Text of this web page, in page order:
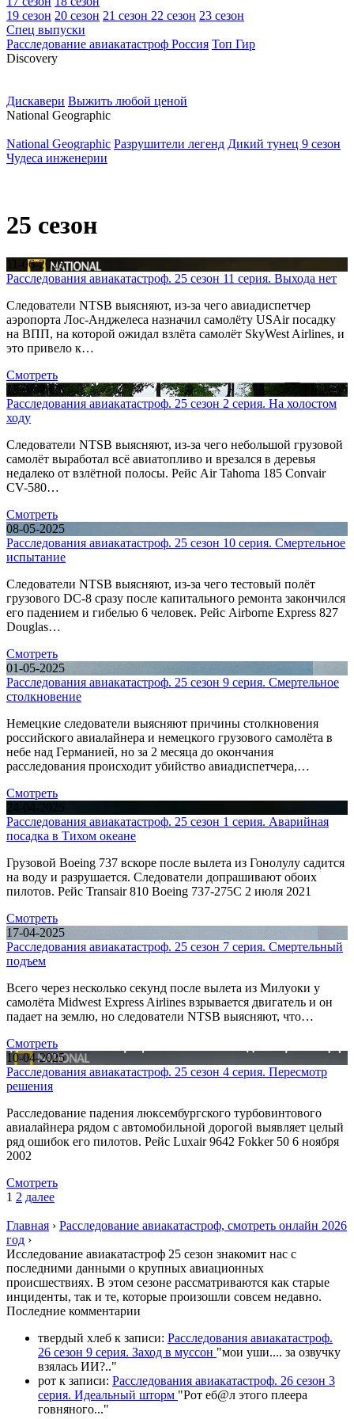
19 сезон 20 сезон 21 сезон 22 сезон 23 сезон
Спец выпуски
Расследование авиакатастроф Россия Топ Гир
Discovery
Дискавери Выжить любой ценой
National Geographic
National Geographic Разрушители легенд Дикий тунец 9 сезон
Чудеса инженерии
25 сезон
11-06-2025
Расследования авиакатастроф. 25 сезон 11 серия. Выхода нет
Следователи NTSB выясняют, из-за чего авиадиспетчер
аэропорта Лос-Анджелеса назначил самолёту USAir посадку
на ВПП, на которой ожидал взлёта самолёт SkyWest Airlines, и
это привело к…
Смотреть
15-05-2025
Расследования авиакатастроф. 25 сезон 2 серия. На холостом
ходу
Следователи NTSB выясняют, из-за чего небольшой грузовой
самолёт выработал всё авиатопливо и врезался в деревья
недалеко от взлётной полосы. Рейс Air Tahoma 185 Convair
CV-580…
Смотреть
08-05-2025
Расследования авиакатастроф. 25 сезон 10 серия. Смертельное
испытание
Следователи NTSB выясняют, из-за чего тестовый полёт
грузового DC-8 сразу после капитального ремонта закончился
его падением и гибелью 6 человек. Рейс Airborne Express 827
Douglas…
Смотреть
01-05-2025
Расследования авиакатастроф. 25 сезон 9 серия. Смертельное
столкновение
Немецкие следователи выясняют причины столкновения
российского авиалайнера и немецкого грузового самолёта в
небе над Германией, но за 2 месяца до окончания
расследования происходит убийство авиадиспетчера,…
Смотреть
24-04-2025
Расследования авиакатастроф. 25 сезон 1 серия. Аварийная
посадка в Тихом океане
Грузовой Boeing 737 вскоре после вылета из Гонолулу садится
на воду и разрушается. Следователи допрашивают обоих
пилотов. Рейс Transair 810 Boeing 737-275C 2 июля 2021
Смотреть
17-04-2025
Расследования авиакатастроф. 25 сезон 7 серия. Смертельный
подъем
Всего через несколько секунд после вылета из Милуоки у
самолёта Midwest Express Airlines взрывается двигатель и он
падает на землю, но следователи NTSB выясняют, что…
Смотреть
10-04-2025
Расследования авиакатастроф. 25 сезон 4 серия. Пересмотр
решения
Расследование падения люксембургского турбовинтового
авиалайнера рядом с автомобильной дорогой выявляет целый
ряд ошибок его пилотов. Рейс Luxair 9642 Fokker 50 6 ноября
2002
Смотреть
1 2 далее
Главная › Расследование авиакатастроф, смотреть онлайн 2026
год ›
Исследование авиакатастроф 25 сезон знакомит нас с
последними данными о крупных авиационных
происшествиях. В этом сезоне рассматриваются как старые
инциденты, так и те, которые произошли совсем недавно.
Последние комментарии
твердый хлеб к записи: Расследования авиакатастроф.
26 сезон 9 серия. Заход в муссон "мои уши.... за озвучку
взялась ИИ?.."
рот к записи: Расследования авиакатастроф. 26 сезон 3
серия. Идеальный шторм "Рот еб@л этого плеера
говняного..."